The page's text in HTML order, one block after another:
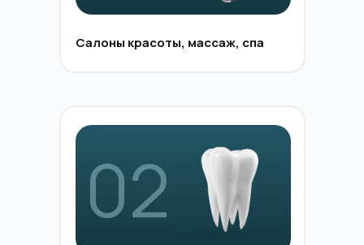
Салоны красоты, массаж, спа
02